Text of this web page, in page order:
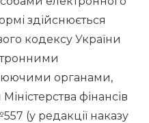
здійснюється
кодексу України
органами,
фінансів
(у редакції наказу